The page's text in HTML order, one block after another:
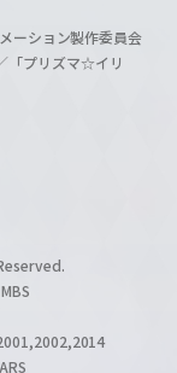
ーション製作委員会
「プリズマ☆イリ